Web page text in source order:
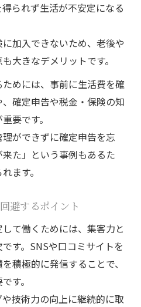
られず生活が不安定になる
加入できないため、老後や
大きなデメリットです。
めには、事前に生活費を確
確定申告や税金・保険の知
要です。
ができずに確定申告を忘
た」という事例もあるた
ます。
避するポイント
て働くためには、集客力と
す。SNSや口コミサイトを
積極的に発信することで、
す。
技術力の向上に継続的に取